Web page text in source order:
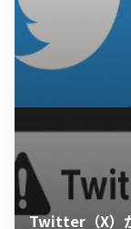
Twitter（X）